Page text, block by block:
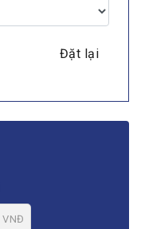
Đặt lại
VNĐ